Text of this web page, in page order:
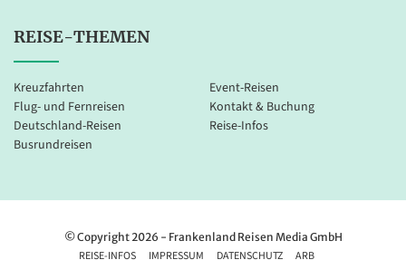
REISE-THEMEN
Kreuzfahrten
Flug- und Fernreisen
Deutschland-Reisen
Busrundreisen
Event-Reisen
Kontakt & Buchung
Reise-Infos
© Copyright 2026 - Frankenland Reisen Media GmbH
REISE-INFOS IMPRESSUM DATENSCHUTZ ARB